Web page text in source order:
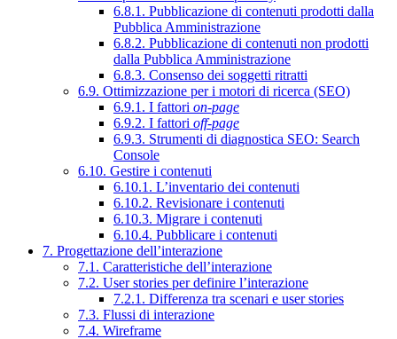
6.8.1. Pubblicazione di contenuti prodotti dalla
Pubblica Amministrazione
6.8.2. Pubblicazione di contenuti non prodotti
dalla Pubblica Amministrazione
6.8.3. Consenso dei soggetti ritratti
6.9. Ottimizzazione per i motori di ricerca (SEO)
6.9.1. I fattori on-page
6.9.2. I fattori off-page
6.9.3. Strumenti di diagnostica SEO: Search
Console
6.10. Gestire i contenuti
6.10.1. L’inventario dei contenuti
6.10.2. Revisionare i contenuti
6.10.3. Migrare i contenuti
6.10.4. Pubblicare i contenuti
7. Progettazione dell’interazione
7.1. Caratteristiche dell’interazione
7.2. User stories per definire l’interazione
7.2.1. Differenza tra scenari e user stories
7.3. Flussi di interazione
7.4. Wireframe